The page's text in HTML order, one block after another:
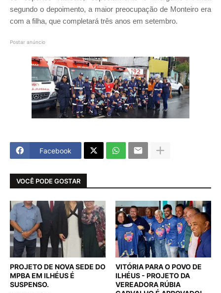
segundo o depoimento, a maior preocupação de Monteiro era
com a filha, que completará três anos em setembro.
Postar anúncio
Facebook
VOCÊ PODE GOSTAR
PROJETO DE NOVA SEDE DO
MPBA EM ILHÉUS É
SUSPENSO.
VITÓRIA PARA O POVO DE
ILHÉUS - PROJETO DA
VEREADORA RÚBIA